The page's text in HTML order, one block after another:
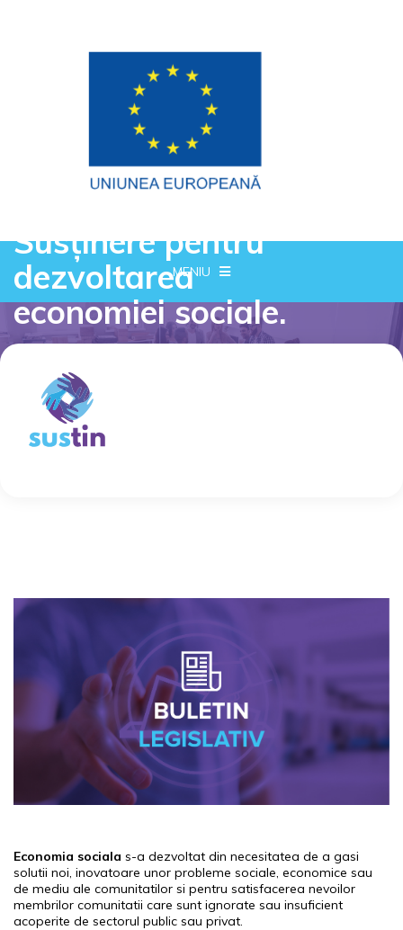
MENIU
Susținere pentru
dezvoltarea
economiei sociale.
Programul Operational Capital Uman 2014-2020
Un program menit să ajute la dezvoltarea
mediului economic și social la nivel regional dar
și la creșterea ocupării forței de muncă în zonă,
Economia sociala s-a dezvoltat din necesitatea de a gasi
solutii noi, inovatoare unor probleme sociale, economice sau
de mediu ale comunitatilor si pentru satisfacerea nevoilor
membrilor comunitatii care sunt ignorate sau insuficient
acoperite de sectorul public sau privat.